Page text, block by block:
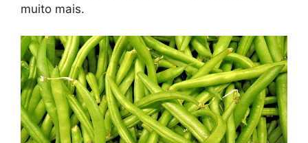
muito mais.